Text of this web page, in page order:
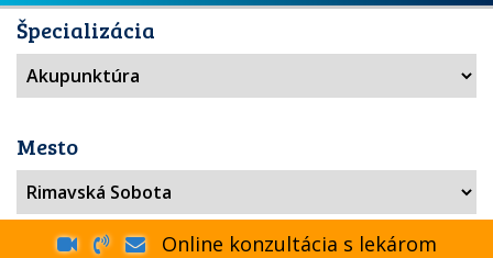
Špecializácia
Mesto
Online konzultácia s lekárom